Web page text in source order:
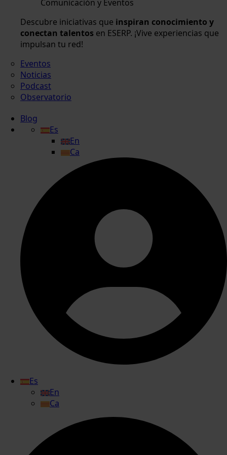
Comunicación y Eventos
Descubre iniciativas que inspiran conocimiento y
conectan talentos en ESERP. ¡Vive experiencias que
impulsan tu red!
Eventos
Noticias
Podcast
Observatorio
Blog
Es
En
Ca
Es
En
Ca